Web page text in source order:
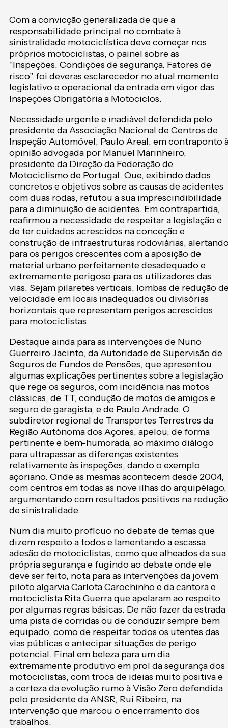
Com a convicção generalizada de que a
responsabilidade principal no combate à
sinistralidade motociclística deve começar nos
próprios motociclistas, o painel sobre as
“Inspeções. Condições de segurança. Fatores de
risco” foi deveras esclarecedor no atual momento
legislativo e operacional da entrada em vigor das
Inspeções Obrigatória a Motociclos.
Necessidade urgente e inadiável defendida pelo
presidente da Associação Nacional de Centros de
Inspeção Automóvel, Paulo Areal, em contraponto
opinião advogada por Manuel Marinheiro,
presidente da Direção da Federação de
Motociclismo de Portugal. Que, exibindo dados
concretos e objetivos sobre as causas de acidentes
com duas rodas, refutou a sua imprescindibilidade
para a diminuição de acidentes. Em contrapartida,
reafirmou a necessidade de respeitar a legislação e
de ter cuidados acrescidos na conceção e
construção de infraestruturas rodoviárias,
para os perigos crescentes com a aposição de
material urbano perfeitamente desadequado e
extremamente perigoso para os utilizadores das
vias. Sejam pilaretes verticais, lombas de redução
velocidade em locais inadequados ou divisórias
horizontais que representam perigos acrescidos
para motociclistas.
Destaque ainda para as intervenções de Nuno
Guerreiro Jacinto, da Autoridade de Supervisão de
Seguros de Fundos de Pensões, que apresentou
algumas explicações pertinentes sobre a legislação
que rege os seguros, com incidência nas motos
clássicas, de TT, condução de motos de amigos e
seguro de garagista, e de Paulo Andrade. O
subdiretor regional de Transportes Terrestres da
Região Autónoma dos Açores, apelou, de forma
pertinente e bem-humorada, ao máximo diálogo
para ultrapassar as diferenças existentes
relativamente às inspeções, dando o exemplo
açoriano. Onde as mesmas acontecem desde 2004,
com centros em todas as nove ilhas do arquipélago,
argumentando com resultados positivos na redução
de sinistralidade.
Num dia muito profícuo no debate de temas que
dizem respeito a todos e lamentando a escassa
adesão de motociclistas, como que alheados da sua
própria segurança e fugindo ao debate onde ele
deve ser feito, nota para as intervenções da jovem
piloto algarvia Carlota Carochinho e da cantora e
motociclista Rita Guerra que apelaram ao respeito
por algumas regras básicas. De não fazer da estrada
uma pista de corridas ou de conduzir sempre bem
equipado, como de respeitar todos os utentes das
vias públicas e antecipar situações de perigo
potencial. Final em beleza para um dia
extremamente produtivo em prol da segurança dos
motociclistas, com troca de ideias muito positiva e
a certeza da evolução rumo à Visão Zero defendida
pelo presidente da ANSR, Rui Ribeiro, na
intervenção que marcou o encerramento dos
trabalhos.